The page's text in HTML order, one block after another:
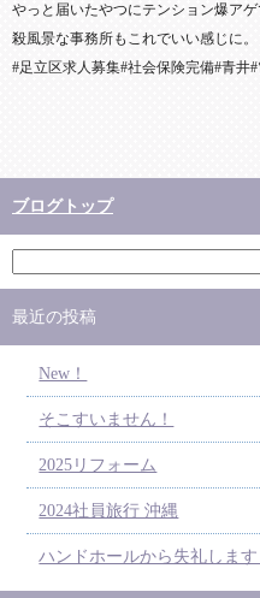
やっと届いたやつにテンション爆ア
殺風景な事務所もこれでいい感じに。
#足立区求人募集#社会保険完備#青井
ブログトップ
最近の投稿
New！
そこすいません！
2025リフォーム
2024社員旅行 沖縄
ハンドホールから失礼します